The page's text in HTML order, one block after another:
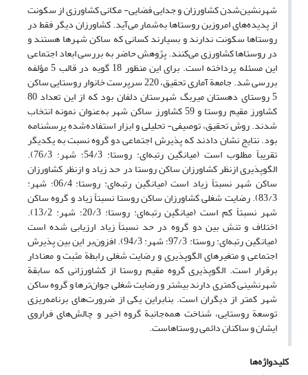
شهرنشین‌شدن کشاورزان و جدایی فضایی- مکانی کشاورزی از سکونت
از پدیده‌های امروزین روستاها به‌شمار می‌آید. کشاورزان دیگر فقط در
روستاها سکونت ندارند و بسیارند کسانی که ساکن شهرها هستند و
در روستاها کشاورزی می‌کنند. پژوهش حاضر به بررسی ابعاد اجتماعی
این مسئله پرداخته است. برای این منظور 18 گویه در قالب 5 مؤلفه
بررسی شد. جامعة آماری تحقیق، 220 سرپرست خانوار روستایی ساکن
5 روستای دهستان میربگ شهرستان دلفان بود که از این تعداد 80
کشاورز مقیم روستا و 59 کشاورز ساکن شهر به‌عنوان نمونه انتخاب
شدند. روش تحقیق، توصیفی- تحلیلی و ابزار استفاده‌شده پرسشنامه
بود. نتایج نشان دادند که پذیرش اجتماعی دو گروه نسبت به یکدیگر
تقریباً مطلوب است (میانگین رتبه‌ای: روستا: 54/3؛ شهر: 76/3).
الگوپذیری ازنظر کشاورزان ساکن روستا در حد زیاد و ازنظر کشاورزان
ساکن شهر نسبتاً زیاد است (میانگین رتبه‌ای: روستا: 06/4؛ شهر:
83/3). رضایت شغلی کشاورزان ساکن روستا نسبتاً زیاد و گروه ساکن
شهر نسبتاً کم است (میانگین رتبه‌ای: روستا: 20/3؛ شهر: 13/2).
اختلاف و تنش بین دو گروه در حد نسبتاً زیاد ارزیابی شده است
(میانگین رتبه‌ای: روستا: 97/3؛ شهر: 94/3). افزون‌بر این بین پذیرش
اجتماعی و متغیرهای الگوپذیری و رضایت شغلی رابطة مثبت و معنا‌دار
برقرار است. الگو‌پذیری گروه مقیم روستا از کشاورزانی که سابقة
شهرنشینی کمتری دارند بیشتر و رضایت شغلی جوان‌ترها و گروه ساکن
شهر کمتر از دیگران است. بنابراین یکی از ضرورت‌های برنامه‌ریزی
توسعة روستایی، شناخت همه‌جانبة گروه اخیر و چالش‌های فراروی
ایشان و ساکنان دائمی روستاهاست.
کلیدواژه‌ها